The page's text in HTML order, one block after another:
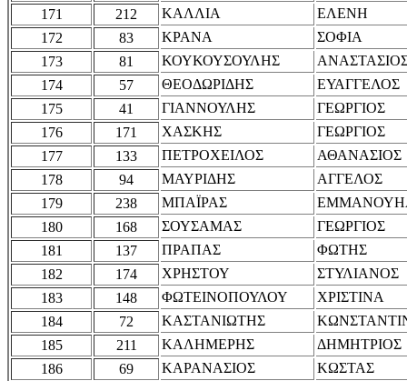
171
212 ΚΑΛΛΙΑ
ΕΛΕΝΗ
172
83 ΚΡΑΝΑ
ΣΟΦΙΑ
173
81 ΚΟΥΚΟΥΣΟΥΛΗΣ
174
57 ΘΕΟΔΩΡΙΔΗΣ
ΕΥΑΓΓΕΛΟΣ
175
41 ΓΙΑΝΝΟΥΛΗΣ
ΓΕΩΡΓΙΟΣ
176
171 ΧΑΣΚΗΣ
ΓΕΩΡΓΙΟΣ
177
133 ΠΕΤΡΟΧΕΙΛΟΣ
ΑΘΑΝΑΣΙΟΣ
178
94 ΜΑΥΡΙΔΗΣ
ΑΓΓΕΛΟΣ
179
238 ΜΠΑΪΡΑΣ
180
168 ΣΟΥΣΑΜΑΣ
ΓΕΩΡΓΙΟΣ
181
137 ΠΡΑΠΑΣ
ΦΩΤΗΣ
182
174 ΧΡΗΣΤΟΥ
ΣΤΥΛΙΑΝΟΣ
183
148 ΦΩΤΕΙΝΟΠΟΥΛΟΥ
ΧΡΙΣΤΙΝΑ
184
72 ΚΑΣΤΑΝΙΩΤΗΣ
185
211 ΚΑΛΗΜΕΡΗΣ
ΔΗΜΗΤΡΙΟΣ
186
69 ΚΑΡΑΝΑΣΙΟΣ
ΚΩΣΤΑΣ